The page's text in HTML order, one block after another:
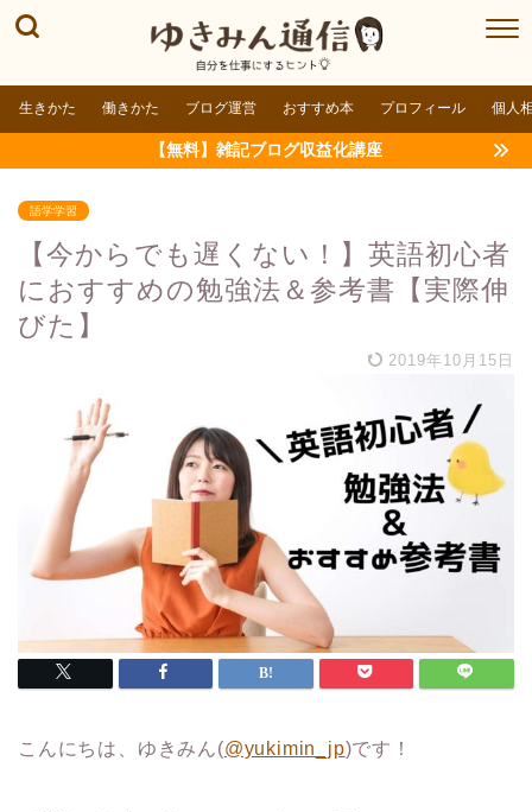
生きかた 働きかた ブログ運営 おすすめ本 プロフィール 個人
【無料】雑記ブログ収益化講座
語学学習
【今からでも遅くない！】英語初心者
におすすめの勉強法＆参考書【実際伸
びた】
2019年10月15日
こんにちは、ゆきみん(@yukimin_jp)です！